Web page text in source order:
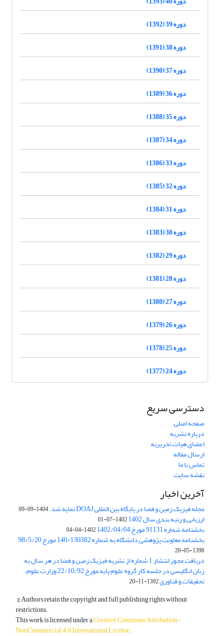
دوره 39 (1392)
دوره 38 (1391)
دوره 37 (1390)
دوره 36 (1389)
دوره 35 (1388)
دوره 34 (1387)
دوره 33 (1386)
دوره 32 (1385)
دوره 31 (1384)
دوره 30 (1383)
دوره 29 (1382)
دوره 28 (1381)
دوره 27 (1380)
دوره 26 (1379)
دوره 25 (1378)
دوره 24 (1377)
دسترسی سریع
صفحه اصلی
درباره نشریه
اعضای هیات تحریریه
ارسال مقاله
تماس با ما
نقشه سایت
آخرین اخبار
مجله فیزیک زمین و فضا در پایگاه بین المللی DOAJ نمایه شد. 1404-09-09
ارزیابی و رتبه بندی سال 1402 1402-07-01
بخشنامه شماره 91131 مورخ 1402/04/04 1402-04-04
بخشنامه معاونت پژوهشی دانشگاه به شماره 140/130382 مورخ 98/5/20
1398-05-20
دریافت مجوز انتشار 1 شماره از نشریه فیزیک زمین و فضا در هر سال به
زبان انگلیسی در جلسه کار گروه علوم پایه مورخ 22/10/92 وزارت علوم،
تحقیقات و فناوری1392-11-20
© Authors retain the copyright and full publishing rights without
restrictions.
This work is licensed under aCreative Commons Attribution-
NonCommercial 4.0 International License.